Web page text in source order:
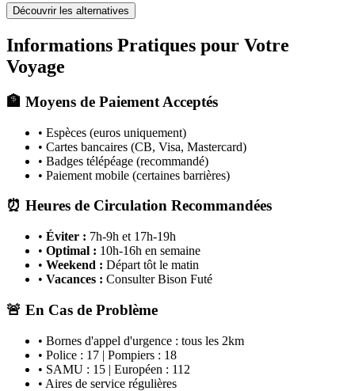
Découvrir les alternatives
Informations Pratiques pour Votre
Voyage
🏦 Moyens de Paiement Acceptés
• Espèces (euros uniquement)
• Cartes bancaires (CB, Visa, Mastercard)
• Badges télépéage (recommandé)
• Paiement mobile (certaines barrières)
⏰ Heures de Circulation Recommandées
• Éviter : 7h-9h et 17h-19h
• Optimal : 10h-16h en semaine
• Weekend : Départ tôt le matin
• Vacances : Consulter Bison Futé
🚨 En Cas de Problème
• Bornes d'appel d'urgence : tous les 2km
• Police : 17 | Pompiers : 18
• SAMU : 15 | Européen : 112
• Aires de service régulières